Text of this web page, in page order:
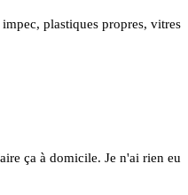
plastiques propres, vitres
ça à domicile. Je n'ai rien eu